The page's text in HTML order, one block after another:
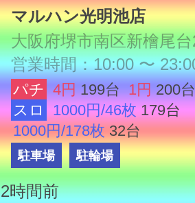
マルハン光明池店
大阪府堺市南区新檜尾
営業時間：10:00 〜
パチ 4円 199台 1円 200台
スロ
1000円/46枚 179台
1000円/178枚 32台
駐車場 駐輪場
2時間前